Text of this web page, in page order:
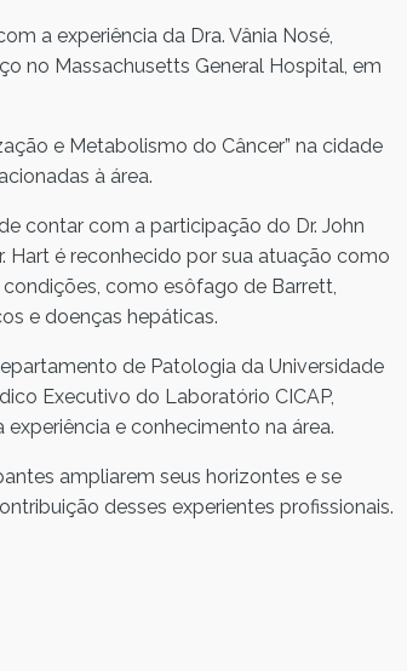
a experiência da Dra. Vânia Nosé,
no Massachusetts General Hospital, em
e Metabolismo do Câncer” na cidade
à área.
contar com a participação do Dr. John
Hart é reconhecido por sua atuação como
como esôfago de Barrett,
e doenças hepáticas.
de Patologia da Universidade
Executivo do Laboratório CICAP,
e conhecimento na área.
ampliarem seus horizontes e se
desses experientes profissionais.